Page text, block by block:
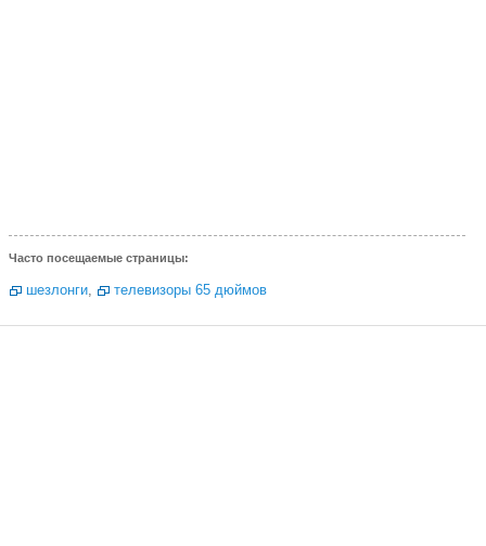
Часто посещаемые страницы:
шезлонги, телевизоры 65 дюймов